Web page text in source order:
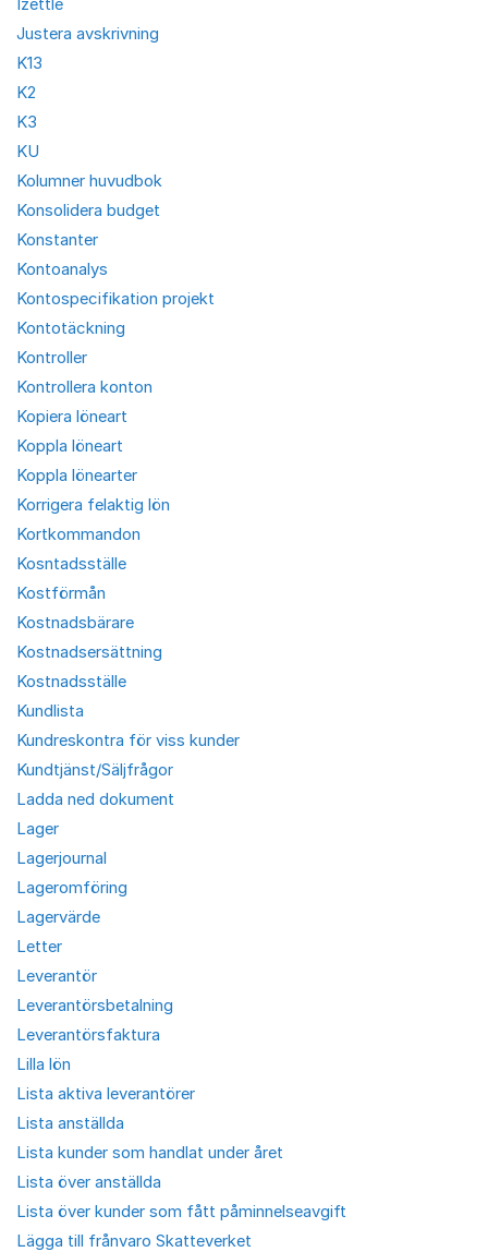
Izettle
Justera avskrivning
K13
K2
K3
KU
Kolumner huvudbok
Konsolidera budget
Konstanter
Kontoanalys
Kontospecifikation projekt
Kontotäckning
Kontroller
Kontrollera konton
Kopiera löneart
Koppla löneart
Koppla lönearter
Korrigera felaktig lön
Kortkommandon
Kosntadsställe
Kostförmån
Kostnadsbärare
Kostnadsersättning
Kostnadsställe
Kundlista
Kundreskontra för viss kunder
Kundtjänst/Säljfrågor
Ladda ned dokument
Lager
Lagerjournal
Lageromföring
Lagervärde
Letter
Leverantör
Leverantörsbetalning
Leverantörsfaktura
Lilla lön
Lista aktiva leverantörer
Lista anställda
Lista kunder som handlat under året
Lista över anställda
Lista över kunder som fått påminnelseavgift
Lägga till frånvaro Skatteverket